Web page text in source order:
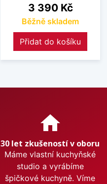
Cena
3 390 Kč
Běžně skladem
Přidat do košíku
home
30 let zkušeností v oboru
Máme vlastní kuchyňské
studio a vyrábíme
špičkové kuchyně. Víme